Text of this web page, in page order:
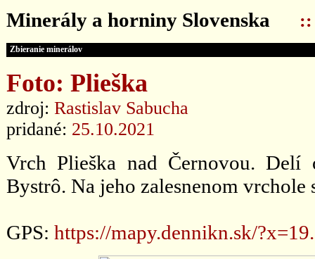
Minerály a horniny Slovenska ::
Zbieranie minerálov
Foto: Plieška
zdroj: Rastislav Sabucha
pridané: 25.10.2021
Vrch Plieška nad Černovou.
Bystrô. Na jeho zalesnenom
GPS: https://mapy.dennikn.sk/